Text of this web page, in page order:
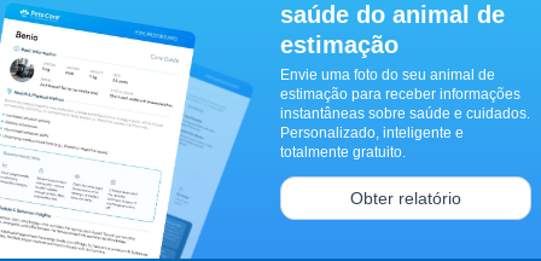
saúde do animal de
estimação
Envie uma foto do seu animal de
estimação para receber informações
instantâneas sobre saúde e cuidados.
Personalizado, inteligente e
totalmente gratuito.
Obter relatório